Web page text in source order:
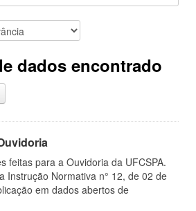
dados encontrado
feitas para a Ouvidoria da UFCSPA.
Instrução Normativa n° 12, de 02 de
em dados abertos de